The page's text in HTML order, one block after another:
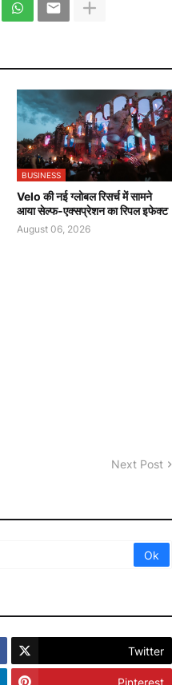
BUSINESS
Velo की नई ग्लोबल रिसर्च में सामने
आया सेल्फ-एक्सप्रेशन का रिपल इफेक्ट
August 06, 2026
Next Post
Twitter
Pinterest